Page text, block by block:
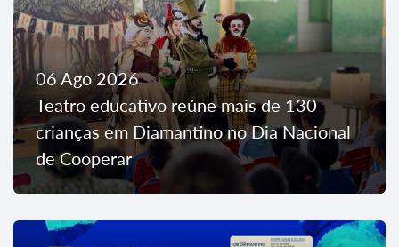
06 Ago 2026
Teatro educativo reúne mais de 130
crianças em Diamantino no Dia Nacional
de Cooperar